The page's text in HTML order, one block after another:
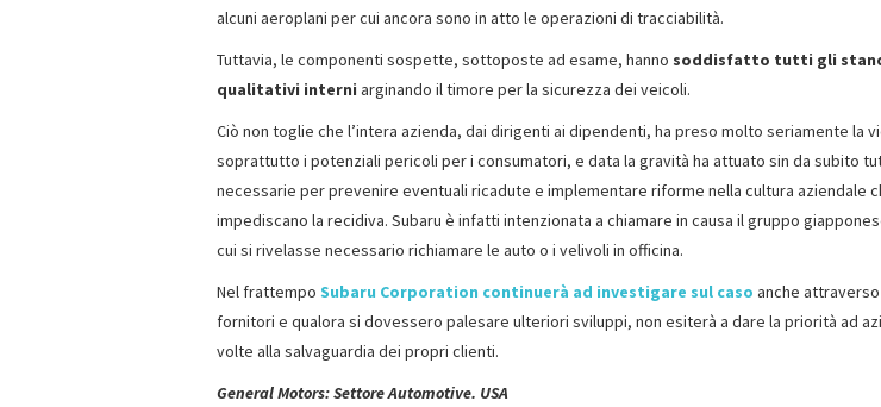
alcuni aeroplani per cui ancora sono in atto le operazioni di tracciabilità.
Tuttavia, le componenti sospette, sottoposte ad esame, hanno soddisfatto tutti gli
qualitativi interni arginando il timore per la sicurezza dei veicoli.
Ciò non toglie che l’intera azienda, dai dirigenti ai dipendenti, ha preso molto seriamente la
soprattutto i potenziali pericoli per i consumatori, e data la gravità ha attuato sin da subito
necessarie per prevenire eventuali ricadute e implementare riforme nella cultura aziendale
impediscano la recidiva. Subaru è infatti intenzionata a chiamare in causa il gruppo
cui si rivelasse necessario richiamare le auto o i velivoli in officina.
Nel frattempo Subaru Corporation continuerà ad investigare sul caso anche
fornitori e qualora si dovessero palesare ulteriori sviluppi, non esiterà a dare la priorità ad
volte alla salvaguardia dei propri clienti.
General Motors: Settore Automotive. USA